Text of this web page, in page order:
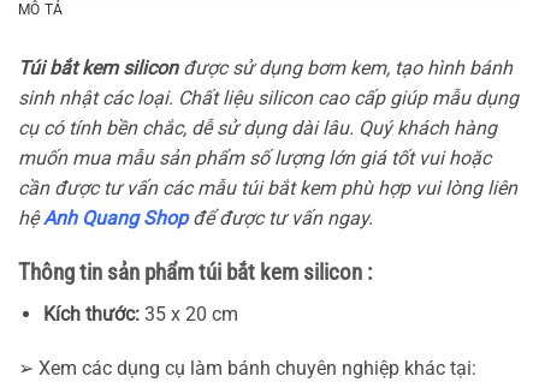
MÔ TẢ
Túi bắt kem siliconđược sử dụng bơm kem, tạo hình bánh
sinh nhật các loại. Chất liệu silicon cao cấp giúp mẫu dụng
cụ có tính bền chắc, dễ sử dụng dài lâu. Quý khách hàng
muốn mua mẫu sản phẩm số lượng lớn giá tốt vui hoặc
cần được tư vấn các mẫu túi bắt kem phù hợp vui lòng liên
hệAnh Quang Shopđể được tư vấn ngay.
Thông tin sản phẩm túi bắt kem silicon :
Kích thước:35 x 20 cm
➢ Xem các dụng cụ làm bánh chuyên nghiệp khác tại: